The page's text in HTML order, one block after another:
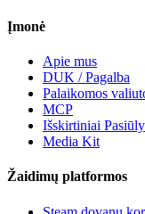
Įmonė
Apie mus
DUK / Pagalba
Palaikomos
MCP
Išskirtiniai
Media Kit
Žaidimų platformos